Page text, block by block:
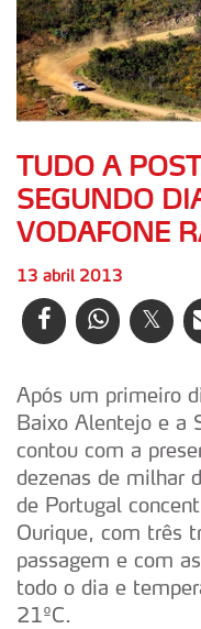
TUDO A
SEGUNDO
VODAFONE
13 abril 2013
Após um primeiro
Baixo Alentejo e a
contou com a
dezenas de milhar
de Portugal
Ourique, com três
passagem e com
todo o dia e
21ºC.